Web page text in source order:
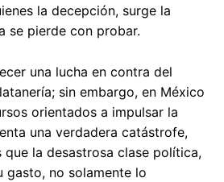
la decepción, surge la
se pierde con probar.
una lucha en contra del
sin embargo, en México
orientados a impulsar la
una verdadera catástrofe,
la desastrosa clase política,
gasto, no solamente lo